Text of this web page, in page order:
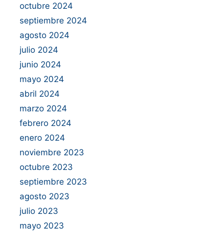
octubre 2024
septiembre 2024
agosto 2024
julio 2024
junio 2024
mayo 2024
abril 2024
marzo 2024
febrero 2024
enero 2024
noviembre 2023
octubre 2023
septiembre 2023
agosto 2023
julio 2023
mayo 2023